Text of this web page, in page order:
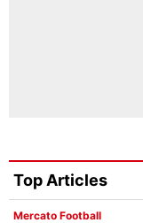
Top Articles
Mercato Football